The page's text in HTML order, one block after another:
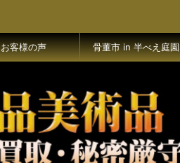
お客様の声 骨董市 in 半べえ庭園